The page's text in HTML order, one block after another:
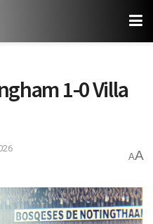
1-0 Villa
AA